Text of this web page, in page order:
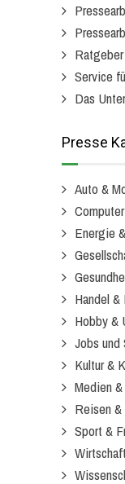
Service
Das
Presse
Auto &
Energie
Handel
Hobby &
Jobs
Kultur &
Medien
Reisen &
Sport &